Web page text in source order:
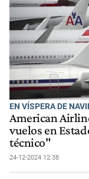
EN VÍSPERA DE
American
vuelos en
técnico"
24-12-2024 12:38